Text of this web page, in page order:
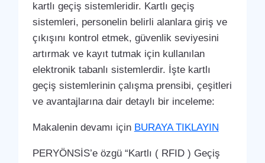
kartlı geçiş sistemleridir. Kartlı geçiş
sistemleri, personelin belirli alanlara giriş ve
çıkışını kontrol etmek, güvenlik seviyesini
artırmak ve kayıt tutmak için kullanılan
elektronik tabanlı sistemlerdir. İşte kartlı
geçiş sistemlerinin çalışma prensibi, çeşitleri
ve avantajlarına dair detaylı bir inceleme:
Makalenin devamı için BURAYA TIKLAYIN
PERYÖNSİS’e özgü “Kartlı ( RFID ) Geçiş